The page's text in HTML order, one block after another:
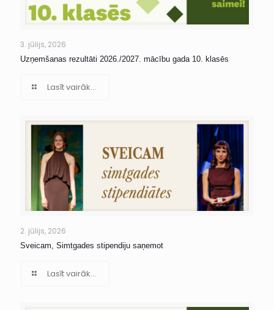
3. jūlijs, 2026
Uzņemšanas rezultāti 2026./2027. mācību gada 10. klasēs
Lasīt vairāk...
2. jūlijs, 2026
Sveicam, Simtgades stipendiju saņemot
Lasīt vairāk...